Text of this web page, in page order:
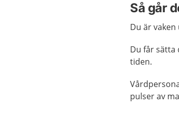
Så går
Du är
Du får sätta
tiden.
pulser av